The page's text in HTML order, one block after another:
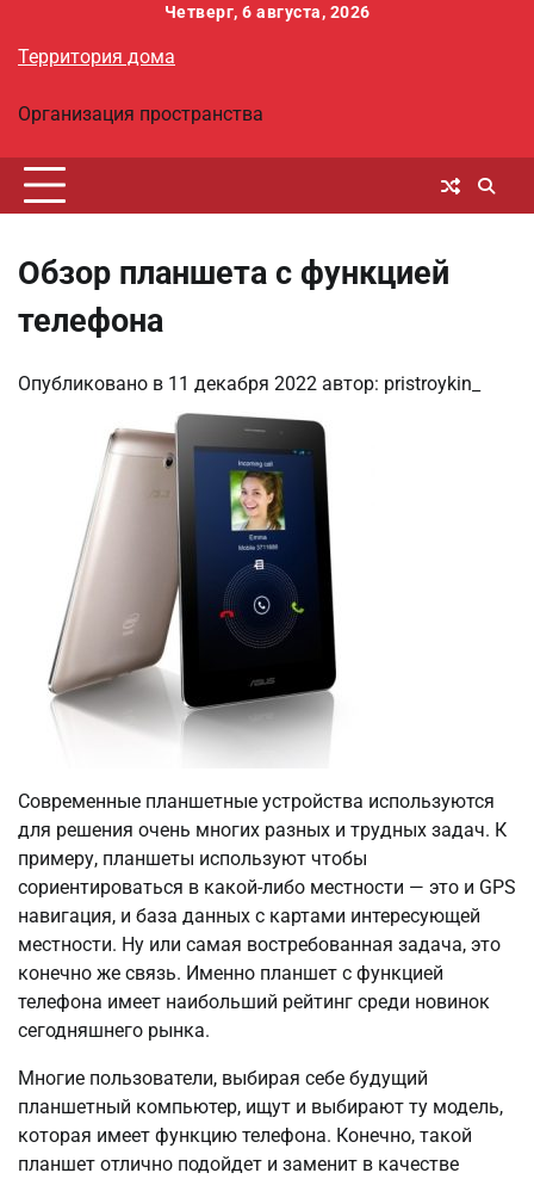
содержимому
Четверг, 6 августа, 2026
Территория дома
Организация пространства
Обзор планшета с функцией
телефона
Опубликовано в 11 декабря 2022 автор: pristroykin_
Современные планшетные устройства используются
для решения очень многих разных и трудных задач. К
примеру, планшеты используют чтобы
сориентироваться в какой-либо местности — это и GPS
навигация, и база данных с картами интересующей
местности. Ну или самая востребованная задача, это
конечно же связь. Именно планшет с функцией
телефона имеет наибольший рейтинг среди новинок
сегодняшнего рынка.
Многие пользователи, выбирая себе будущий
планшетный компьютер, ищут и выбирают ту модель,
которая имеет функцию телефона. Конечно, такой
планшет отлично подойдет и заменит в качестве